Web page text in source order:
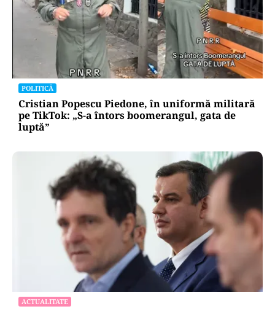
POLITICĂ
Cristian Popescu Piedone, în uniformă militară
pe TikTok: „S-a întors boomerangul, gata de
luptă”
ACTUALITATE